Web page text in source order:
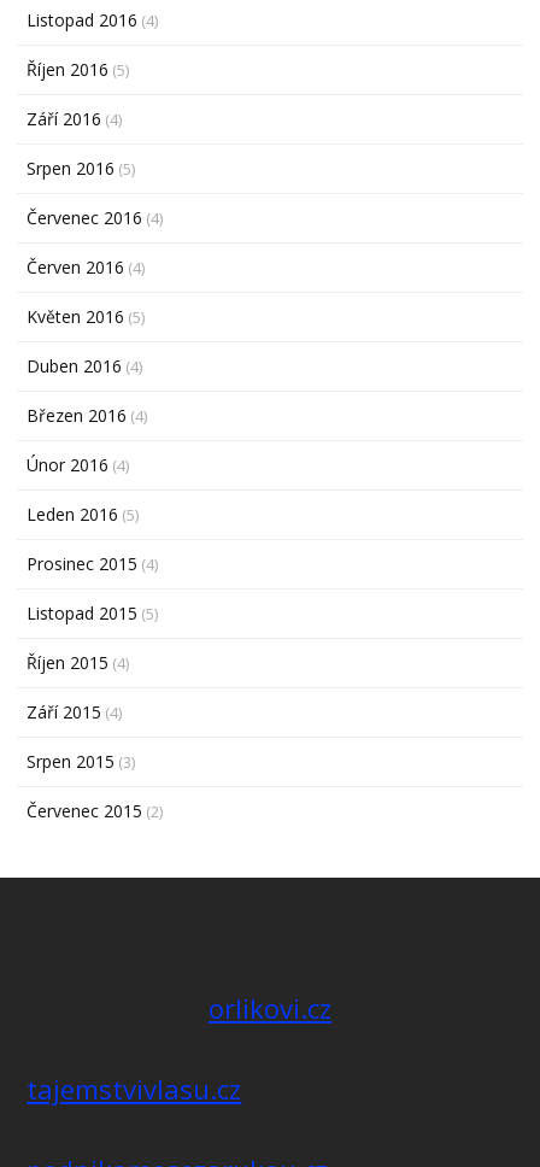
Listopad 2016 (4)
Říjen 2016 (5)
Září 2016 (4)
Srpen 2016 (5)
Červenec 2016 (4)
Červen 2016 (4)
Květen 2016 (5)
Duben 2016 (4)
Březen 2016 (4)
Únor 2016 (4)
Leden 2016 (5)
Prosinec 2015 (4)
Listopad 2015 (5)
Říjen 2015 (4)
Září 2015 (4)
Srpen 2015 (3)
Červenec 2015 (2)
orlikovi.cz
tajemstvivlasu.cz